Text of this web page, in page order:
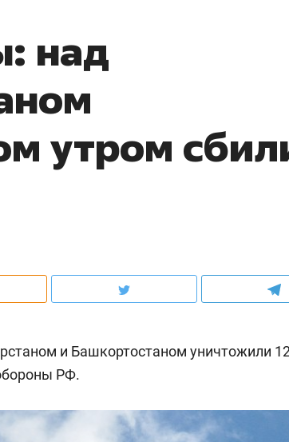
над
утром
и Башкортостаном уничтожили
РФ.